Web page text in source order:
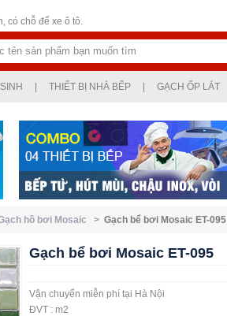
có chỗ để xe ô tô.
THIẾT BỊ NHÀ BẾP GẠCH ỐP LÁT
hồ bơi Mosaic > Gạch bể bơi Mosaic ET-095
Gạch bể bơi Mosaic ET-095
Vận chuyển miễn phí tại Hà Nội
ĐVT : m2